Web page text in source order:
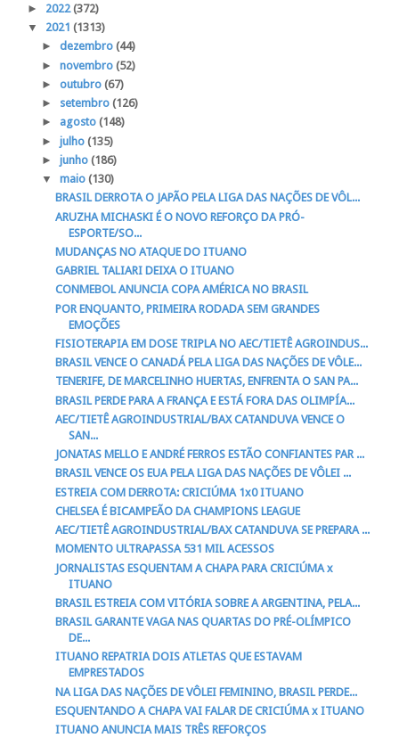
► 2022(372)
▼ 2021 (1313)
► dezembro (44)
► novembro (52)
► outubro (67)
► setembro (126)
► agosto (148)
► julho (135)
► junho (186)
▼ maio (130)
BRASIL DERROTA O JAPÃO PELA LIGA DAS NAÇÕES DE VÔL...
ARUZHA MICHASKI É O NOVO REFORÇO DA PRÓ-
ESPORTE/SO...
MUDANÇAS NO ATAQUE DO ITUANO
GABRIEL TALIARI DEIXA O ITUANO
CONMEBOL ANUNCIA COPA AMÉRICA NO BRASIL
POR ENQUANTO, PRIMEIRA RODADA SEM GRANDES
EMOÇÕES
FISIOTERAPIA EM DOSE TRIPLA NO AEC/TIETÊ AGROINDUS...
BRASIL VENCE O CANADÁ PELA LIGA DAS NAÇÕES DE VÔLE...
TENERIFE, DE MARCELINHO HUERTAS, ENFRENTA O SAN PA...
BRASIL PERDE PARA A FRANÇA E ESTÁ FORA DAS OLIMPÍA...
AEC/TIETÊ AGROINDUSTRIAL/BAX CATANDUVA VENCE O
SAN...
JONATAS MELLO E ANDRÉ FERROS ESTÃO CONFIANTES PAR ...
BRASIL VENCE OS EUA PELA LIGA DAS NAÇÕES DE VÔLEI ...
ESTREIA COM DERROTA: CRICIÚMA 1x0 ITUANO
CHELSEA É BICAMPEÃO DA CHAMPIONS LEAGUE
AEC/TIETÊ AGROINDUSTRIAL/BAX CATANDUVA SE PREPARA ...
MOMENTO ULTRAPASSA 531 MIL ACESSOS
JORNALISTAS ESQUENTAM A CHAPA PARA CRICIÚMA x
ITUANO
BRASIL ESTREIA COM VITÓRIA SOBRE A ARGENTINA, PELA...
BRASIL GARANTE VAGA NAS QUARTAS DO PRÉ-OLÍMPICO
DE...
ITUANO REPATRIA DOIS ATLETAS QUE ESTAVAM
EMPRESTADOS
NA LIGA DAS NAÇÕES DE VÔLEI FEMININO, BRASIL PERDE...
ESQUENTANDO A CHAPA VAI FALAR DE CRICIÚMA x ITUANO
ITUANO ANUNCIA MAIS TRÊS REFORÇOS